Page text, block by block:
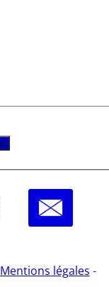
Mentions légales -